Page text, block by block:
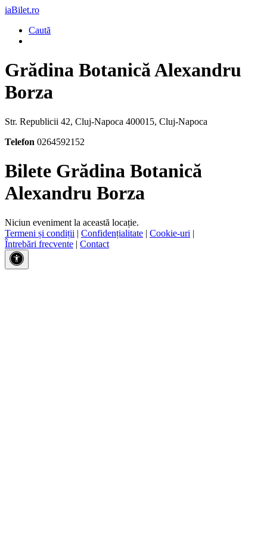
iaBilet.ro
Caută
Grădina Botanică Alexandru
Borza
Str. Republicii 42, Cluj-Napoca 400015, Cluj-Napoca
Telefon 0264592152
Bilete Grădina Botanică
Alexandru Borza
Niciun eveniment la această locație.
Termeni și condiții | Confidențialitate | Cookie-uri |
Întrebări frecvente | Contact